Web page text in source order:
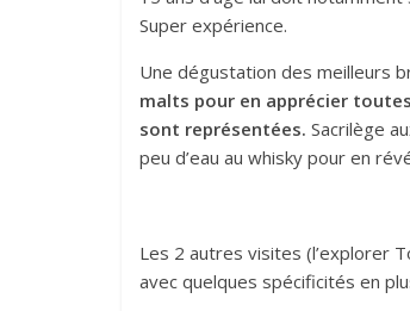
Super expérience.
Une dégustation des meilleurs
malts pour en apprécier
sont représentées. Sacrilège
peu d’eau au whisky pour en
Les 2 autres visites (l’explorer
avec quelques spécificités en